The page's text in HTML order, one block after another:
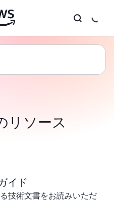
リソース
イド
技術文書をお読みいただ